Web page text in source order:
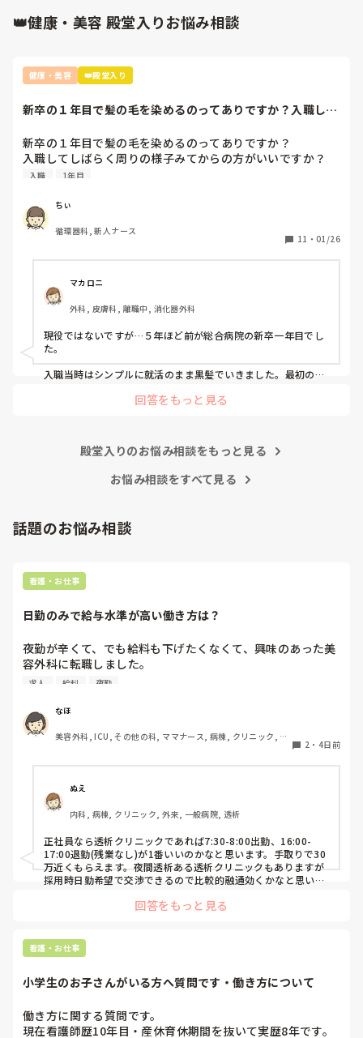
👑健康・美容 殿堂入りお悩み相談
健康・美容 👑殿堂入り
新卒の１年目で髪の毛を染めるのってありですか？入職して
新卒の１年目で髪の毛を染めるのってありですか？
入職してしばらく周りの様子みてからの方がいいですか？
現役看護師の方が1年目の時の様子をお聞きしたいです
入職 1年目
ちぃ
循環器科, 新人ナース
11 ・ 01/26
マカロニ
外科, 皮膚科, 離職中, 消化器外科
現役ではないですが…５年ほど前が総合病院の新卒一年目でし
た。
入職当時はシンプルに就活のまま黒髪でいきました。最初の頃
かず、明るすぎないというような規則だったと思います。
最初は様子見がよいかと…笑
入職してからしばらくは、のんびりカラーやパーマなどに美容
半年たった頃から徐々に髪を染めたり、パーマをかけたりして
りしていたのですが、ピンク系の明るめブラウンにした時に師
長に「これ以上明るくしないでね」と言われました(^-^;
たしか働きだして二年目だったと思います。それからはその時
回答をもっと見る
殿堂入りのお悩み相談をもっと見る
お悩み相談をすべて見る
話題のお悩み相談
看護・お仕事
日勤のみで給与水準が高い働き方は？
夜勤が辛くて、でも給料も下げたくなくて、興味のあった美
容外科に転職しました。
その後数年働き、現在育休中です。
病院の求人を見ても、やはり夜勤をしないと、、という感じ
です。
求人 給料 夜勤
なほ
美容外科, ICU, その他の科, ママナース, 病棟, クリニック, リ
2 ・ 4日前
ぬえ
内科, 病棟, クリニック, 外来, 一般病院, 透析
正社員なら透析クリニックであれば7:30-8:00出勤、16:00-
17:00退勤(残業なし)が1番いいのかなと思います。手取りで30
万近くもらえます。夜間透析ある透析クリニックもありますが
採用時日勤希望で交渉できるので比較的融通効くかなと思いま
回答をもっと見る
看護・お仕事
小学生のお子さんがいる方へ質問です・働き方について
働き方に関する質問です。
現在看護師歴10年目・産休育休期間を抜いて実歴8年です。